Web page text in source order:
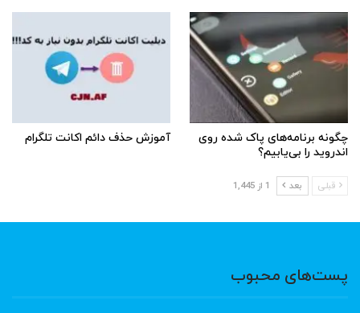
چگونه برنامه‌های پاک شده روی
اندروید را بی‌یابیم؟
آموزش حذف دائم اکانت تلگرام
قبلی بعد 1 از 1,445
پست‌های محبوب